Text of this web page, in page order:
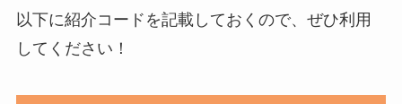
以下に紹介コードを記載しておくので、ぜひ利用
してください！